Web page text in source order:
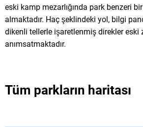
eski kamp mezarlığında park benzeri
almaktadır. Haç şeklindeki yol, bilgi
dikenli tellerle işaretlenmiş direkler eski
anımsatmaktadır.
Tüm parkların haritası